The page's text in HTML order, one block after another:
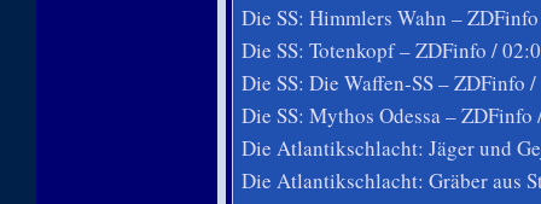
Die SS: Himmlers Wahn –
Die SS: Totenkopf – ZDFinfo /
Die SS: Die Waffen-SS – ZDFinfo
Die SS: Mythos Odessa –
Die Atlantikschlacht: Jäger und
Die Atlantikschlacht: Gräber aus